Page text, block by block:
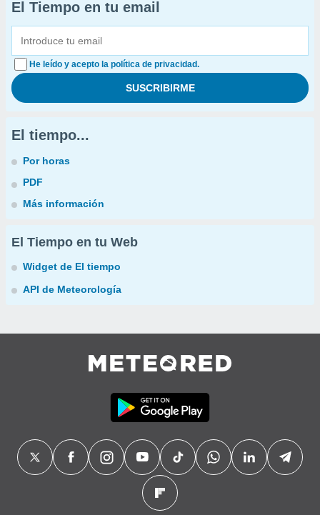
El Tiempo en tu email
He leído y acepto la política de privacidad.
El tiempo...
Por horas
PDF
Más información
El Tiempo en tu Web
Widget de El tiempo
API de Meteorología